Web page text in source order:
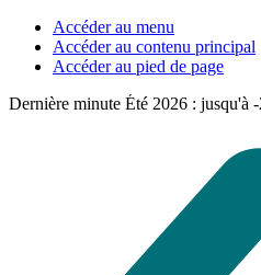
Accéder au menu
Accéder au contenu principal
Accéder au pied de page
Dernière minute Été 2026 : jusqu'à